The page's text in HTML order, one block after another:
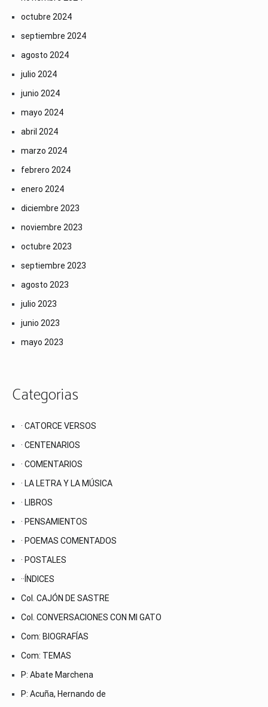
octubre 2024
septiembre 2024
agosto 2024
julio 2024
junio 2024
mayo 2024
abril 2024
marzo 2024
febrero 2024
enero 2024
diciembre 2023
noviembre 2023
octubre 2023
septiembre 2023
agosto 2023
julio 2023
junio 2023
mayo 2023
Categorias
· CATORCE VERSOS
· CENTENARIOS
· COMENTARIOS
· LA LETRA Y LA MÚSICA
· LIBROS
· PENSAMIENTOS
· POEMAS COMENTADOS
· POSTALES
··ÍNDICES
Col. CAJÓN DE SASTRE
Col. CONVERSACIONES CON MI GATO
Com: BIOGRAFÍAS
Com: TEMAS
P: Abate Marchena
P: Acuña, Hernando de